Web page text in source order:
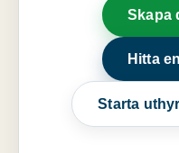
Skapa
Hitta
Starta